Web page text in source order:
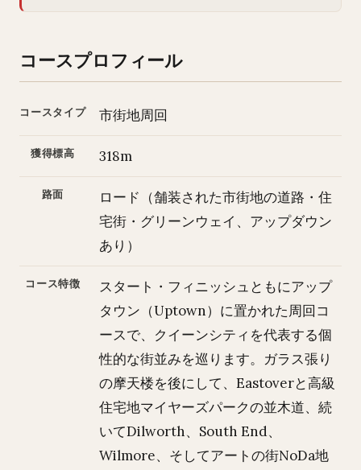
コースプロフィール
コースタイプ 市街地周回
獲得標高 318m
路面
ロード（舗装された市街地の道路・住
宅街・グリーンウェイ、アップダウン
あり）
コース特徴
スタート・フィニッシュともにアップ
タウン（Uptown）に置かれた周回コ
ースで、クイーンシティを代表する個
性的な街並みを巡ります。ガラス張り
の摩天楼を後にして、Eastoverと高級
住宅地マイヤーズパークの並木道、続
いてDilworth、South End、
Wilmore、そしてアートの街NoDa地